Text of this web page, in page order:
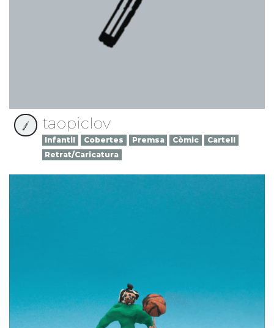
taopiclov
Infantil Cobertes Premsa Còmic
Cartell
Retrat/Caricatura